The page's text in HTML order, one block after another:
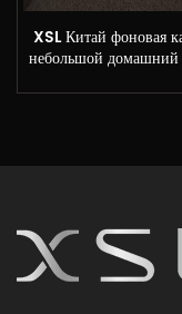
XSL Китай фоновая
небольшой